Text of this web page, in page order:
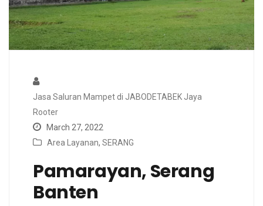
Jasa Saluran Mampet di JABODETABEK Jaya
Rooter
March 27, 2022
Area Layanan, SERANG
Pamarayan, Serang
Banten